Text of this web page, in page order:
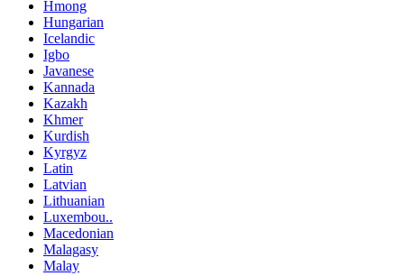
Hmong
Hungarian
Icelandic
Igbo
Javanese
Kannada
Kazakh
Khmer
Kurdish
Kyrgyz
Latin
Latvian
Lithuanian
Luxembou..
Macedonian
Malagasy
Malay